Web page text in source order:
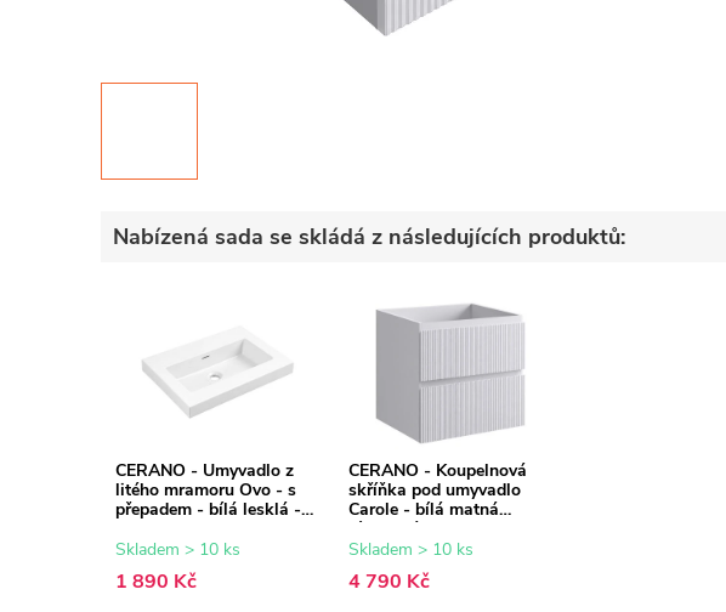
Nabízená sada se skládá z následujících produktů:
CERANO - Umyvadlo z
litého mramoru Ovo - s
přepadem - bílá lesklá -
Skladem > 10 ks
1 890 Kč
CERANO - Koupelnová
skříňka pod umyvadlo
Carole - bílá matná
rýhovaná - 49x48x45 cm
Skladem > 10 ks
4 790 Kč